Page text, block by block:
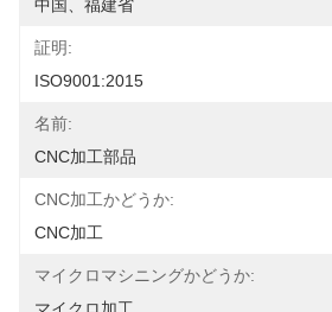
中国、福建省
証明:
ISO9001:2015
名前:
CNC加工部品
CNC加工かどうか:
CNC加工
マイクロマシニングかどうか: